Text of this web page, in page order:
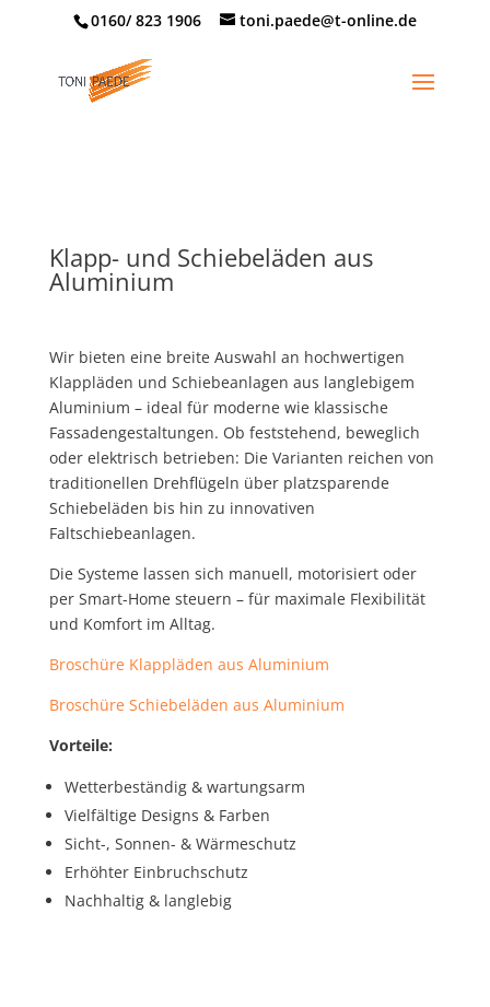
0160/ 823 1906 toni.paede@t-online.de
Klapp- und Schiebeläden aus
Aluminium
Wir bieten eine breite Auswahl an hochwertigen
Klappläden und Schiebeanlagen aus langlebigem
Aluminium – ideal für moderne wie klassische
Fassadengestaltungen. Ob feststehend, beweglich
oder elektrisch betrieben: Die Varianten reichen von
traditionellen Drehflügeln über platzsparende
Schiebeläden bis hin zu innovativen
Faltschiebeanlagen.
Die Systeme lassen sich manuell, motorisiert oder
per Smart-Home steuern – für maximale Flexibilität
und Komfort im Alltag.
Broschüre Klappläden aus Aluminium
Broschüre Schiebeläden aus Aluminium
Vorteile:
Wetterbeständig & wartungsarm
Vielfältige Designs & Farben
Sicht-, Sonnen- & Wärmeschutz
Erhöhter Einbruchschutz
Nachhaltig & langlebig